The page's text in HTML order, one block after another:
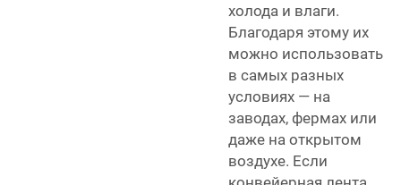
холода и влаги.
Благодаря этому их
можно использовать
в самых разных
условиях — на
заводах, фермах или
даже на открытом
воздухе. Если